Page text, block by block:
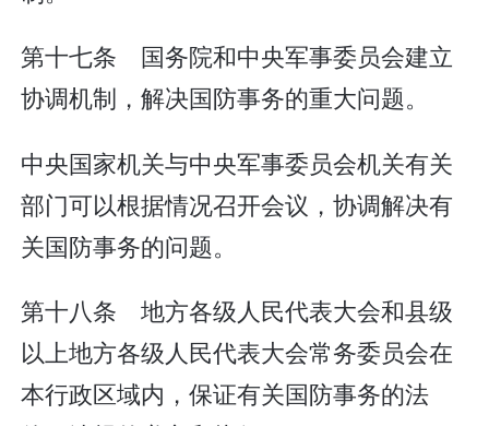
第十七条 国务院和中央军事委员会建立
协调机制，解决国防事务的重大问题。
中央国家机关与中央军事委员会机关有关
部门可以根据情况召开会议，协调解决有
关国防事务的问题。
第十八条 地方各级人民代表大会和县级
以上地方各级人民代表大会常务委员会在
本行政区域内，保证有关国防事务的法